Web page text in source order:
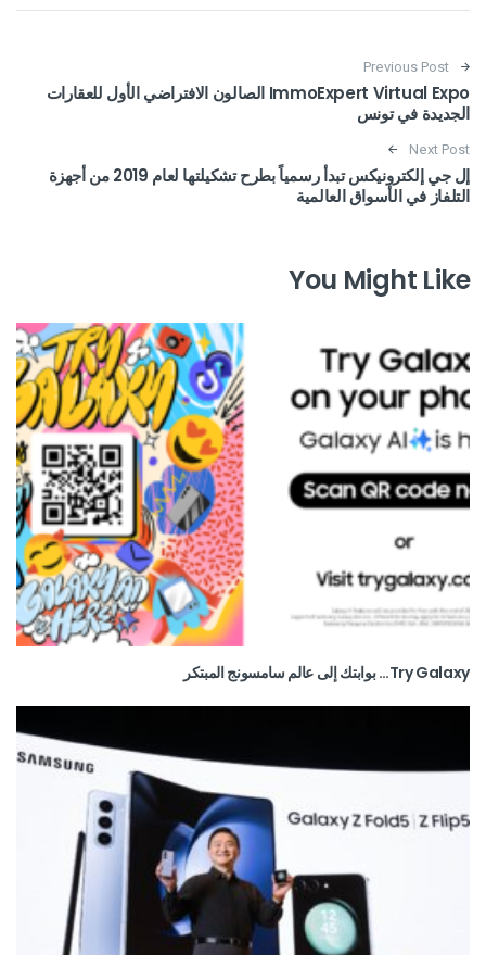
Post navigation
Previous Post
ImmoExpert Virtual Expo الصالون الافتراضي الأول للعقارات
الجديدة في تونس
Next Post
إل جي إلكترونيكس تبدأ رسمياً بطرح تشكيلتها لعام 2019 من أجهزة
التلفاز في الأسواق العالمية
You Might Like
Try Galaxy… بوابتك إلى عالم سامسونج المبتكر